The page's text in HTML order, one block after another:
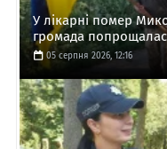
У лікарні помер
громада
05 серпня 2026, 12:16